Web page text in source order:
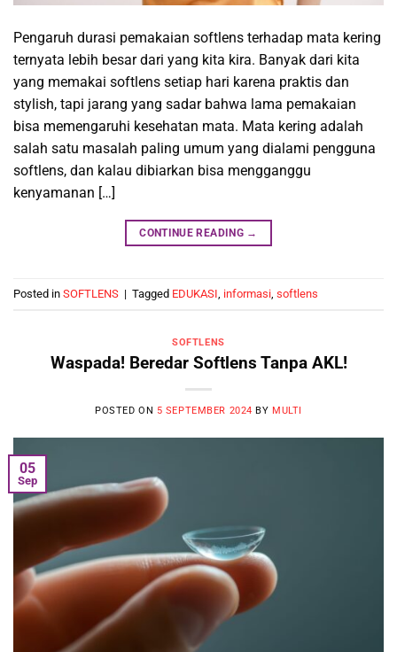
Pengaruh durasi pemakaian softlens terhadap mata kering
ternyata lebih besar dari yang kita kira. Banyak dari kita
yang memakai softlens setiap hari karena praktis dan
stylish, tapi jarang yang sadar bahwa lama pemakaian
bisa memengaruhi kesehatan mata. Mata kering adalah
salah satu masalah paling umum yang dialami pengguna
softlens, dan kalau dibiarkan bisa mengganggu
kenyamanan […]
CONTINUE READING →
Posted in SOFTLENS | Tagged EDUKASI informasi softlens
SOFTLENS
Waspada! Beredar Softlens Tanpa AKL!
POSTED ON 5 SEPTEMBER 2024 BY MULTI
05
Sep